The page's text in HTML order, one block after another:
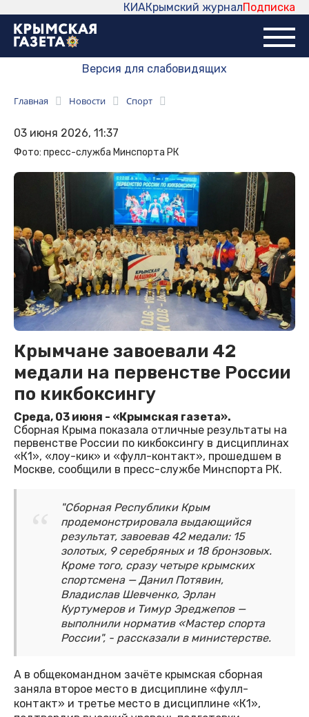
Подписка
Крымский журнал
КИА
Версия для слабовидящих
Главная Новости Спорт
03 июня 2026, 11:37
Фото: пресс-служба Минспорта РК
Крымчане завоевали 42
медали на первенстве России
по кикбоксингу
Среда, 03 июня - «Крымская газета».
Сборная Крыма показала отличные результаты на
первенстве России по кикбоксингу в дисциплинах
«К1», «лоу-кик» и «фулл-контакт», прошедшем в
Москве, сообщили в пресс-службе Минспорта РК.
"Сборная Республики Крым
продемонстрировала выдающийся
результат, завоевав 42 медали: 15
золотых, 9 серебряных и 18 бронзовых.
Кроме того, сразу четыре крымских
спортсмена — Данил Потявин,
Владислав Шевченко, Эрлан
Куртумеров и Тимур Эреджепов —
выполнили норматив «Мастер спорта
России", - рассказали в министерстве.
А в общекомандном зачёте крымская сборная
заняла второе место в дисциплине «фулл-
контакт» и третье место в дисциплине «К1»,